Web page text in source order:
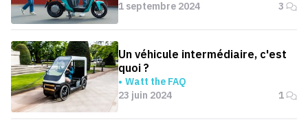
1 septembre 2024
3
Un véhicule intermédiaire, c'est
quoi ?
Watt the FAQ
23 juin 2024
1